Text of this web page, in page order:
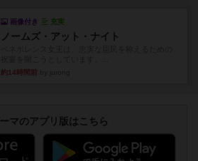
祝宴を開こうとしています。...
約14時間前 by jurong